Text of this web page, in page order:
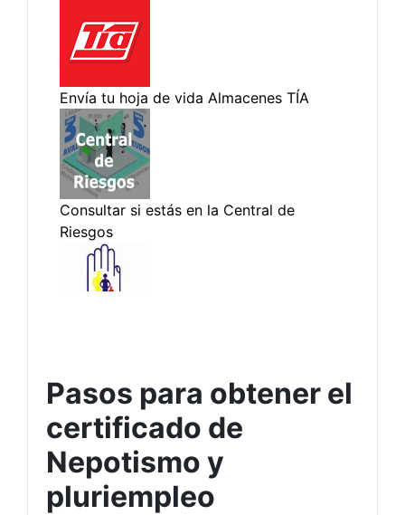
Pasos para obtener el
certificado de
Nepotismo y
pluriempleo